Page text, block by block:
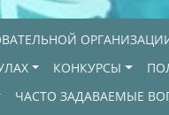
КОНКУРСЫ
ЧАСТО ЗАДАВАЕМЫЕ